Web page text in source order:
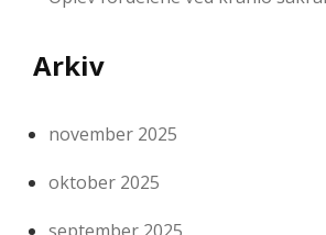
Arkiv
november 2025
oktober 2025